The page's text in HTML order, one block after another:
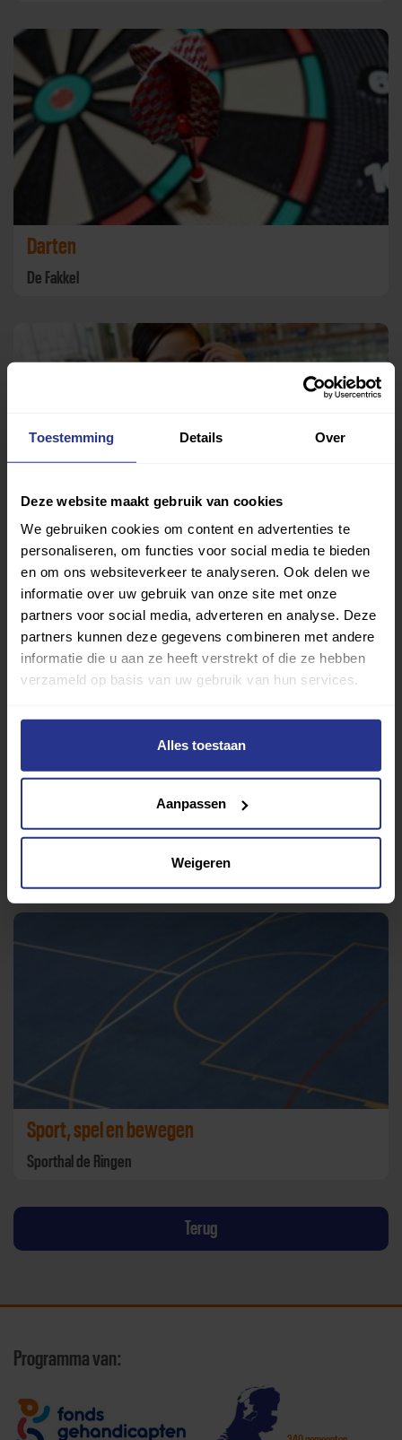
Toestemming Details Over
Deze website maakt gebruik van cookies
We gebruiken cookies om content en advertenties te
personaliseren, om functies voor social media te bieden
en om ons websiteverkeer te analyseren. Ook delen we
informatie over uw gebruik van onze site met onze
partners voor social media, adverteren en analyse. Deze
partners kunnen deze gegevens combineren met andere
informatie die u aan ze heeft verstrekt of die ze hebben
verzameld op basis van uw gebruik van hun services.
Alles toestaan
Aanpassen
Weigeren
Darten
De Fakkel
Zwemmen
Zwembad De Beemden
Sjoelen
Sport, spel en bewegen
Sporthal de Ringen
Terug
Programma van: